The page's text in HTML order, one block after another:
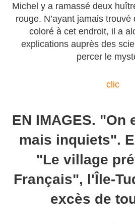
Michel y a ramassé deux
rouge. N’ayant jamais
coloré à cet endroit, il a
explications auprès des
percer le
clic
EN IMAGES. "On
mais inquiets".
"Le village
Français", l'Île-
excès de